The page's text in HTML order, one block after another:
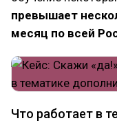
превышает
месяц по всей
Что работает в